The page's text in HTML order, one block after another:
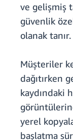
ve gelişmiş
güvenlik
olanak tanır.
Müşteriler
dağıtırken
kaydındaki
yerel
başlatma